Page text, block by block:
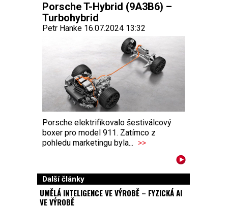
Porsche T-Hybrid (9A3B6) –
Turbohybrid
Petr Hanke 16.07.2024 13:32
Porsche elektrifikovalo šestiválcový
boxer pro model 911. Zatímco z
pohledu marketingu byla... >>
Další články
UMĚLÁ INTELIGENCE VE VÝROBĚ – FYZICKÁ AI
VE VÝROBĚ